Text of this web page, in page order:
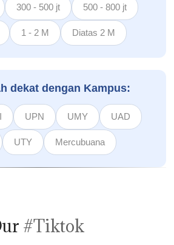
300 - 500 jt 500 - 800 jt
1 - 2 M Diatas 2 M
dekat dengan Kampus:
UPN UMY UAD
UTY Mercubuana
#Tiktok